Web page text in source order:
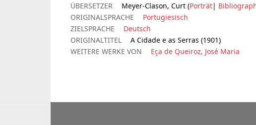
ÜBERSETZER
Meyer-Clason, Curt (Porträt|
ORIGINALSPRACHE
Portugiesisch
ZIELSPRACHE
Deutsch
ORIGINALTITEL
A Cidade e as Serras (1901)
WEITERE WERKE VON
Eça de Queiroz, José Maria